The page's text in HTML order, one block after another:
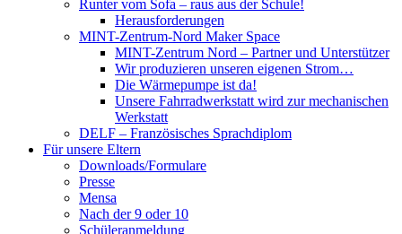
Runter vom Sofa – raus aus der Schule!
Herausforderungen
MINT-Zentrum-Nord Maker Space
MINT-Zentrum Nord – Partner und Unterstützer
Wir produzieren unseren eigenen Strom…
Die Wärmepumpe ist da!
Unsere Fahrradwerkstatt wird zur mechanischen
Werkstatt
DELF – Französisches Sprachdiplom
Für unsere Eltern
Downloads/Formulare
Presse
Mensa
Nach der 9 oder 10
Schüleranmeldung